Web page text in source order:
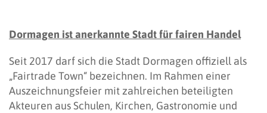
Dormagen ist anerkannte Stadt für fairen Handel
Seit 2017 darf sich die Stadt Dormagen offiziell als
„Fairtrade Town“ bezeichnen. Im Rahmen einer
Auszeichnungsfeier mit zahlreichen beteiligten
Akteuren aus Schulen, Kirchen, Gastronomie und